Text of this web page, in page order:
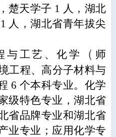
楚天学子 1 人，湖北
1 人，湖北省青年拔尖
与工艺、化学
（ 师
工程、高分子材料与
6 个本科专业。化学
级特色专业，湖北省
省品牌专业和湖北省
业专业；应用化学专